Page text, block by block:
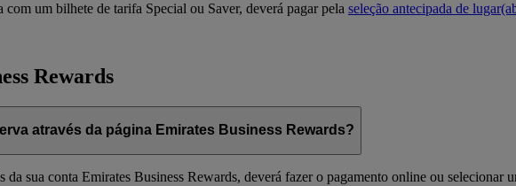
um bilhete de tarifa Special ou Saver, deverá pagar pela seleção antecipada de lugar
Rewards
através da página Emirates Business Rewards?
da sua conta Emirates Business Rewards, deverá fazer o pagamento online ou selecionar